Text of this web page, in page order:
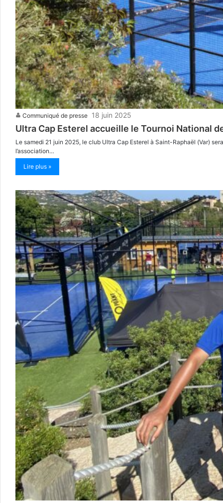
Communiqué de presse 18 juin 2025
Ultra Cap Esterel accueille le Tournoi National
Le samedi 21 juin 2025, le club Ultra Cap Esterel à Saint-Raphaël (Var)
l’association…
Lire plus »